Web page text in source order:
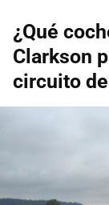
¿Qué
Clarkson
circuito de